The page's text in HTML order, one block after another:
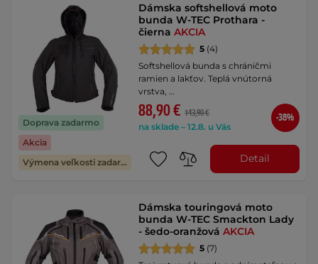
Doprava zadarmo
Akcia
Výmena veľkosti zadarmo
Dámska softshellová moto
bunda W-TEC Prothara -
čiernaAKCIA
5 (4)
Softshellová bunda s chráničmi
ramien a lakťov. Teplá vnútorná
vrstva, …
88,90 € 143,90 €
na sklade – 12.8. u Vás
-38%
Detail
Dámska touringová moto
bunda W-TEC Smackton Lady
- šedo-oranžováAKCIA
5 (7)